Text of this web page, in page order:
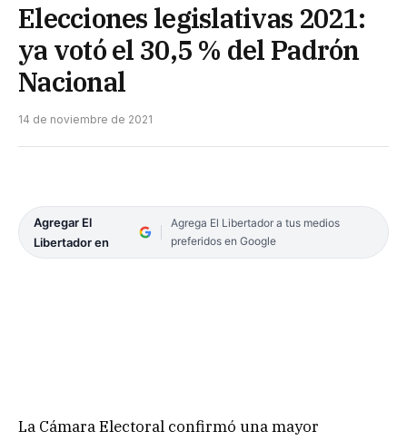
Elecciones legislativas 2021:
ya votó el 30,5 % del Padrón
Nacional
14 de noviembre de 2021
Agregar El
Libertador en
Agrega El Libertador a tus medios
preferidos en Google
La Cámara Electoral confirmó una mayor